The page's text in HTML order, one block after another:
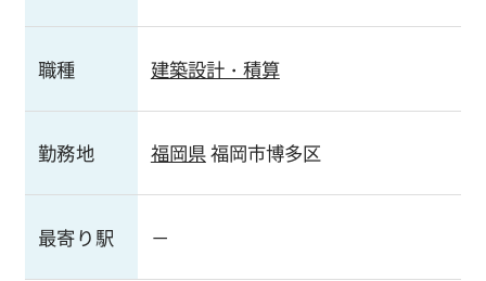
職種 建築設計・積算
勤務地 福岡県福岡市博多区
最寄り駅 －